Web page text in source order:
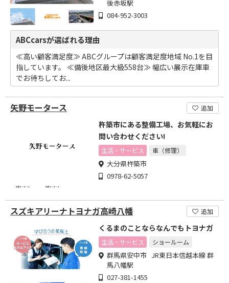
後赤坂駅
084-952-3003
ABCcarsが選ばれる理由
≪高い顧客満足度≫ ABCグループは顧客満足度地域 No.1を目
指しています。 ≪備後地区最大級558台≫ 幅広い展示在庫車
でお待ちしてお...
矢野モータース 追加
杵築市にある整備工場、お気軽にお
問い合わせください!
生活・サービス 車（修理）
大分県杵築市
0978-62-5057
スズキアリーナトヨナガ高崎八幡 追加
くるまのことならなんでもトヨナガ
生活・サービス ショールーム
群馬県安中市 JR東日本信越本線 群
馬八幡駅
027-381-1455